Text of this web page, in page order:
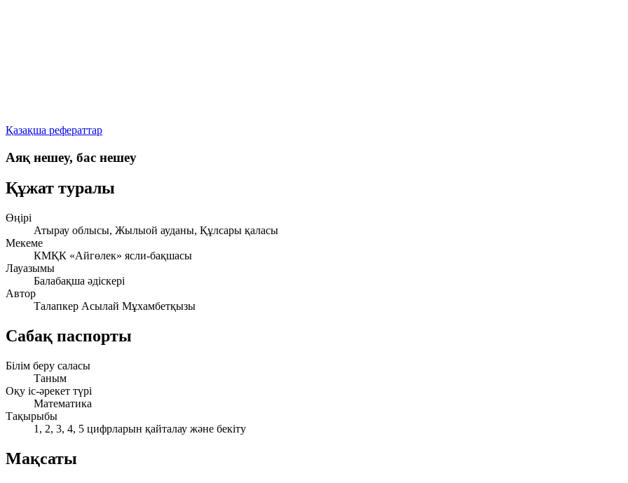
Қазақша рефераттар
Аяқ нешеу, бас нешеу
Құжат туралы
Өңірі
Атырау облысы, Жылыой ауданы, Құлсары қаласы
Мекеме
КМҚК «Айгөлек» ясли-бақшасы
Лауазымы
Балабақша әдіскері
Автор
Талапкер Асылай Мұхамбетқызы
Сабақ паспорты
Білім беру саласы
Таным
Оқу іс-әрекет түрі
Математика
Тақырыбы
1, 2, 3, 4, 5 цифрларын қайталау және бекіту
Мақсаты